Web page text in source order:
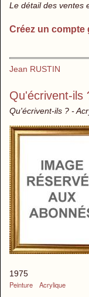
Le détail des ventes
Créez un compte
Jean RUSTIN
Qu'écrivent-ils
Qu'écrivent-ils ? -
1975
Peinture
Acrylique